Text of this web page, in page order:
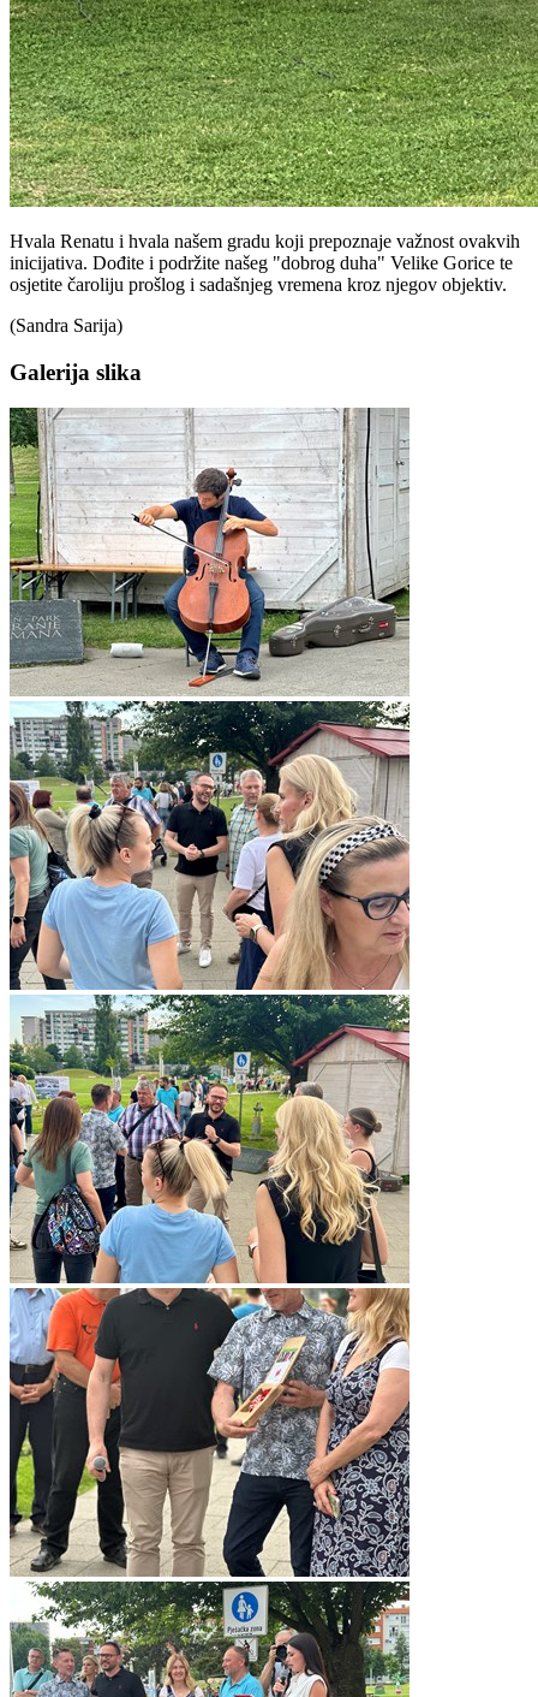
Hvala Renatu i hvala našem gradu koji prepoznaje važnost ovakvih
inicijativa. Dođite i podržite našeg "dobrog duha" Velike Gorice te
osjetite čaroliju prošlog i sadašnjeg vremena kroz njegov objektiv.
(Sandra Sarija)
Galerija slika